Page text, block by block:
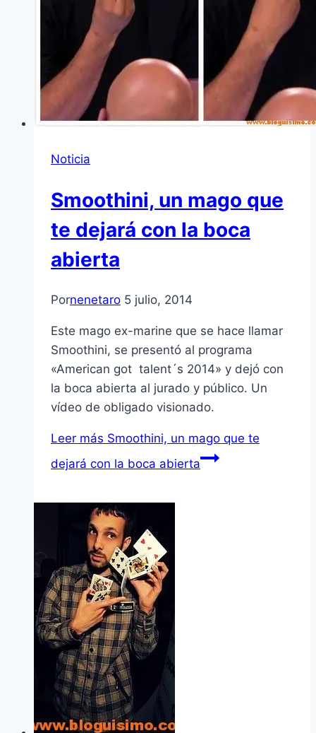
Noticia
Smoothini, un mago que
te dejará con la boca
abierta
Pornenetaro 5 julio, 2014
Este mago ex-marine que se hace llamar
Smoothini, se presentó al programa
«American got talent´s 2014» y dejó con
la boca abierta al jurado y público. Un
vídeo de obligado visionado.
Leer más Smoothini, un mago que te
dejará con la boca abierta